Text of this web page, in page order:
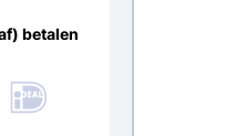
betalen